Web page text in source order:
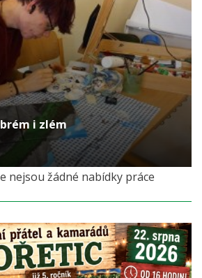
i zlém
nejsou žádné nabídky práce